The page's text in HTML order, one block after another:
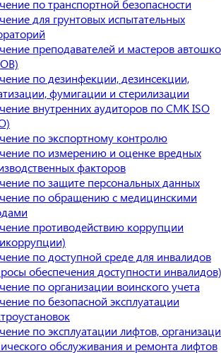
по транспортной безопасности
для грунтовых испытательных
преподавателей и мастеров
по дезинфекции, дезинсекции,
фумигации и стерилизации
внутренних аудиторов по СМК ISO
по экспортному контролю
по измерению и оценке вредных
факторов
по защите персональных данных
по обращению с медицинскими
противодействию коррупции
по доступной среде для инвалидов
обеспечения доступности инвалидов)
по организации воинского учета
по безопасной эксплуатации
по эксплуатации лифтов,
обслуживания и ремонта лифтов